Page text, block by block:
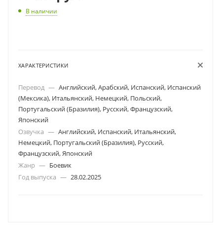
В наличии
ХАРАКТЕРИСТИКИ
Перевод — Английский, Арабский, Испанский, Испанский
(Мексика), Итальянский, Немецкий, Польский,
Португальский (Бразилия), Русский, Французский,
Японский
Озвучка — Английский, Испанский, Итальянский,
Немецкий, Португальский (Бразилия), Русский,
Французский, Японский
Жанр — Боевик
Год выпуска — 28.02.2025